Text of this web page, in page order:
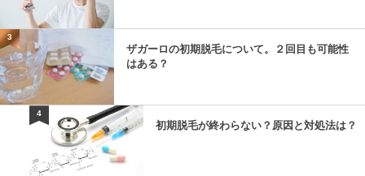
3
ザガーロの初期脱毛について。２回目も可能性
はある？
4
初期脱毛が終わらない？原因と対処法は？